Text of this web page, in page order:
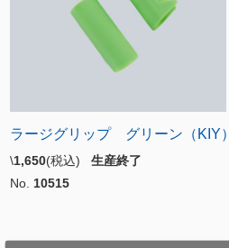
ラージグリップ グリーン（KIY）
\1,650(税込) 生産終了
No. 10515